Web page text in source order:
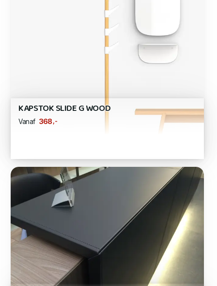
KAPSTOK SLIDE G WOOD
Vanaf 368,-